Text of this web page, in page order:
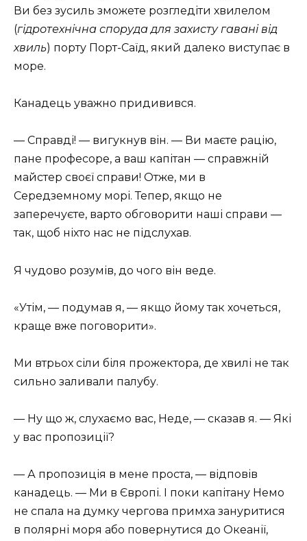
Ви без зусиль зможете розгледіти хвилелом
(гідротехнічна споруда для захисту гавані від
хвиль) порту Порт-Саїд, який далеко виступає в
море.
Канадець уважно придивився.
— Справді! — вигукнув він. — Ви маєте рацію,
пане професоре, а ваш капітан — справжній
майстер своєї справи! Отже, ми в
Середземному морі. Тепер, якщо не
заперечуєте, варто обговорити наші справи —
так, щоб ніхто нас не підслухав.
Я чудово розумів, до чого він веде.
«Утім, — подумав я, — якщо йому так хочеться,
краще вже поговорити».
Ми втрьох сіли біля прожектора, де хвилі не так
сильно заливали палубу.
— Ну що ж, слухаємо вас, Неде, — сказав я. — Які
у вас пропозиції?
— А пропозиція в мене проста, — відповів
канадець. — Ми в Європі. І поки капітану Немо
не спала на думку чергова примха зануритися
в полярні моря або повернутися до Океанії,